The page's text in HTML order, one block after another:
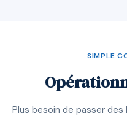
SIMPLE
Plus besoin de passer